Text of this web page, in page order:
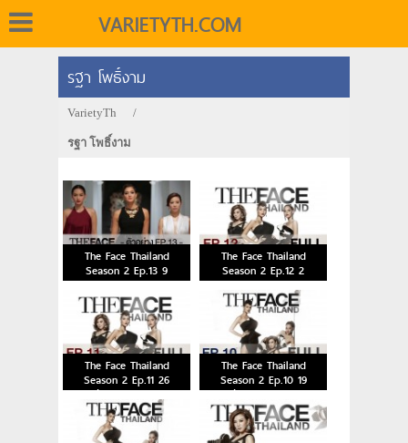
VARIETYTH.COM
รฐา โพธิ์งาม
VarietyTh /
รฐา โพธิ์งาม
The Face Thailand
Season 2 Ep.13 9
มกราคม 2559
The Face Thailand
Season 2 Ep.12 2
มกราคม 2559
The Face Thailand
Season 2 Ep.11 26
ธันวาคม 2558
The Face Thailand
Season 2 Ep.10 19
ธันวาคม 2558